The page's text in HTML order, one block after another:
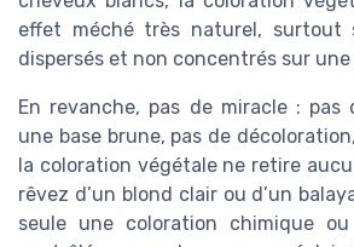
effet méché très naturel, surtout
dispersés et non concentrés sur une
En revanche, pas de miracle :
une base brune, pas de
la coloration végétale ne retire
rêvez d’un blond clair ou d’un
seule une coloration chimique